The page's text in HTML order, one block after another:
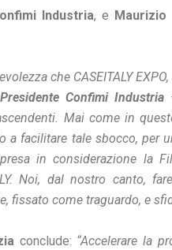
Industria, e
che CASEITALY
Confimi Industria
Mai come in
facilitare tale sbocco, per
in considerazione la
Noi, dal nostro canto,
come traguardo, e
conclude: “Accelerare la